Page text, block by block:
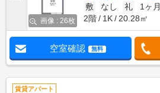
画像 : 26枚
敷
なし 礼
1ヶ月
2階
1K 20.28㎡
空室確認 無料
賃貸アパート